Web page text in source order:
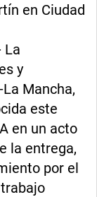
en Ciudad
La
y
Mancha,
este
en un acto
la entrega,
por el